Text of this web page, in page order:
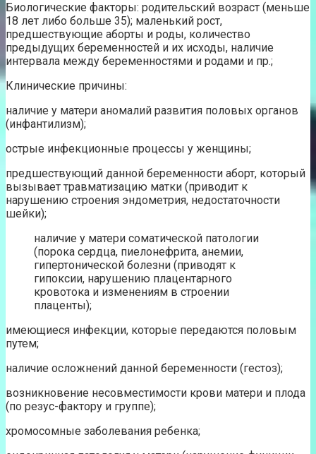
Биологические факторы: родительский возраст (меньше
18 лет либо больше 35); маленький рост,
предшествующие аборты и роды, количество
предыдущих беременностей и их исходы, наличие
интервала между беременностями и родами и пр.;
Клинические причины:
наличие у матери аномалий развития половых органов
(инфантилизм);
острые инфекционные процессы у женщины;
предшествующий данной беременности аборт, который
вызывает травматизацию матки (приводит к
нарушению строения эндометрия, недостаточности
шейки);
наличие у матери соматической патологии
(порока сердца, пиелонефрита, анемии,
гипертонической болезни (приводят к
гипоксии, нарушению плацентарного
кровотока и изменениям в строении
плаценты);
имеющиеся инфекции, которые передаются половым
путем;
наличие осложнений данной беременности (гестоз);
возникновение несовместимости крови матери и плода
(по резус-фактору и группе);
хромосомные заболевания ребенка;